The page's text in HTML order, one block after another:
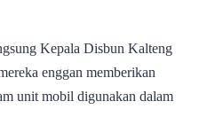
Kepala Disbun Kalteng
enggan memberikan
unit mobil digunakan dalam